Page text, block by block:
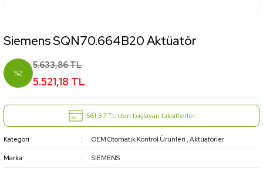
Siemens SQN70.664B20 Aktüatör
%2
5.633,86 TL
5.521,18 TL
561,37 TL den başlayan taksitlerle!
Kategori OEM Otomatik Kontrol Ürünleri , Aktüatörler
Marka SIEMENS